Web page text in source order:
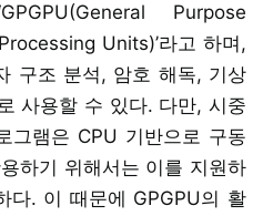
Purpose
Units)’라고 하며,
구조 분석, 암호 해독, 기상
사용할 수 있다. 다만, 시중
그램은 CPU 기반으로 구동
하기 위해서는 이를 지원하
다. 이 때문에 GPGPU의 활